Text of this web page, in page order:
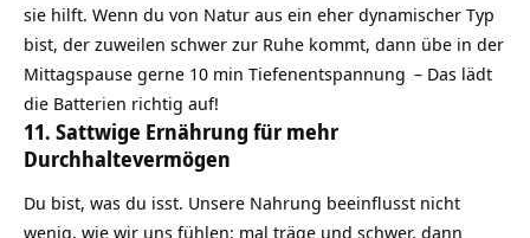
sie hilft. Wenn du von Natur aus ein eher dynamischer Typ
bist, der zuweilen schwer zur Ruhe kommt, dann übe in der
Mittagspause gerne 10 min Tiefenentspannung – Das lädt
die Batterien richtig auf!
11. Sattwige Ernährung für mehr
Durchhaltevermögen
Du bist, was du isst. Unsere Nahrung beeinflusst nicht
wenig, wie wir uns fühlen: mal träge und schwer, dann